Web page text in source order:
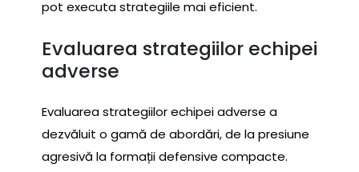
pot executa strategiile mai eficient.
Evaluarea strategiilor echipei
adverse
Evaluarea strategiilor echipei adverse a
dezvăluit o gamă de abordări, de la presiune
agresivă la formații defensive compacte.